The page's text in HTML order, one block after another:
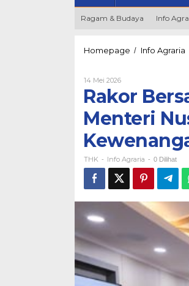
Ragam & Budaya Info
Homepage / Info Agraria
14 Mei 2026Oleh
Rakor
Menteri
THK - Info Agraria - 0 Dilihat